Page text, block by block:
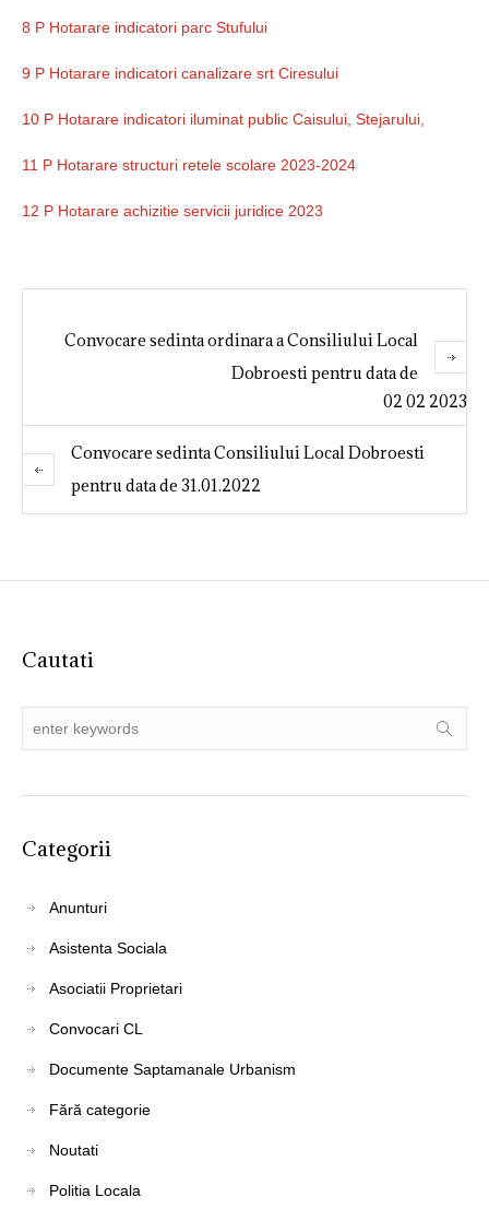
8 P Hotarare indicatori parc Stufului
9 P Hotarare indicatori canalizare srt Ciresului
10 P Hotarare indicatori iluminat public Caisului, Stejarului,
11 P Hotarare structuri retele scolare 2023-2024
12 P Hotarare achizitie servicii juridice 2023
Convocare sedinta ordinara a Consiliului Local
Dobroesti pentru data de
02 02 2023
Convocare sedinta Consiliului Local Dobroesti
pentru data de 31.01.2022
Cautati
Categorii
Anunturi
Asistenta Sociala
Asociatii Proprietari
Convocari CL
Documente Saptamanale Urbanism
Fără categorie
Noutati
Politia Locala